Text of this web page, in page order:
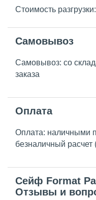
Стоимость разгрузки:
Самовывоз
Самовывоз: со
заказа
Оплата
Оплата: наличными
безналичный
Сейф Format
Отзывы и